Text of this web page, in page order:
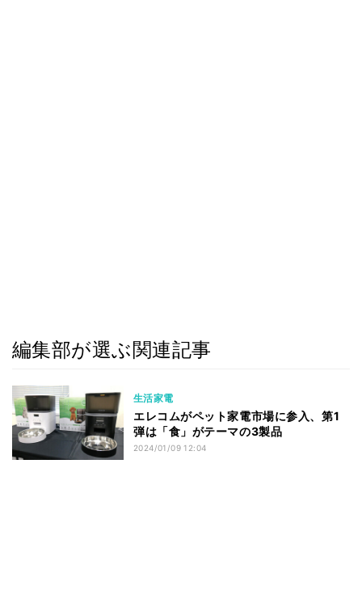
編集部が選ぶ関連記事
生活家電
エレコムがペット家電市場に参入、第1
弾は「食」がテーマの3製品
2024/01/09 12:04